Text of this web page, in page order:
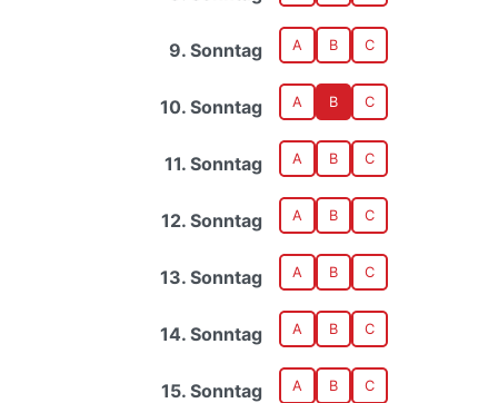
9. Sonntag A B C
10. Sonntag A B C
11. Sonntag A B C
12. Sonntag A B C
13. Sonntag A B C
14. Sonntag A B C
15. Sonntag A B C